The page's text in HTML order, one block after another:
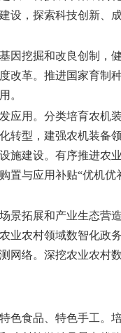
设，探索科技创新、
因挖掘和改良创制，
改革。推进国家育制
。
应用。分类培育农机
转型，建强农机装备
施建设。有序推进农
与应用补贴“优机优
景拓展和产业生态营
农村领域数智化政
网络。深挖农业农村
色食品、特色手工。